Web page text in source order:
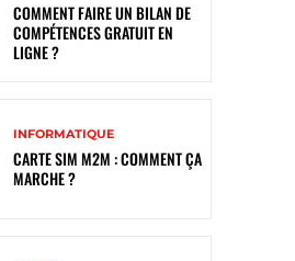
COMMENT FAIRE UN BILAN DE
COMPÉTENCES GRATUIT EN
LIGNE ?
INFORMATIQUE
CARTE SIM M2M : COMMENT ÇA
MARCHE ?